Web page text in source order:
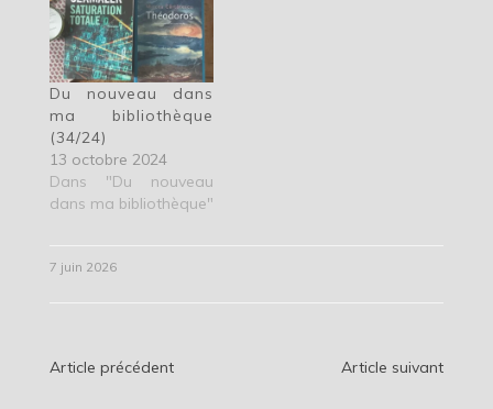
Du nouveau dans
ma bibliothèque
(34/24)
13 octobre 2024
Dans "Du nouveau
dans ma bibliothèque"
7 juin 2026
Navigation
Article précédent Article suivant